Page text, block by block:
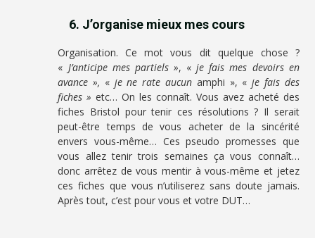
6. J’organise mieux mes cours
Organisation. Ce mot vous dit quelque chose ?
« J’anticipe mes partiels », «je fais mes devoirs en
avance », « je ne rate aucun amphi », «je fais des
fiches » etc… On les connaît. Vous avez acheté des
fiches Bristol pour tenir ces résolutions ? Il serait
peut-être temps de vous acheter de la sincérité
envers vous-même… Ces pseudo promesses que
vous allez tenir trois semaines ça vous connaît…
donc arrêtez de vous mentir à vous-même et jetez
ces fiches que vous n’utiliserez sans doute jamais.
Après tout, c’est pour vous et votre DUT…